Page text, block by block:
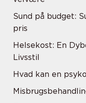
Sund på budget:
pris
Helsekost: En
Livsstil
Hvad kan en